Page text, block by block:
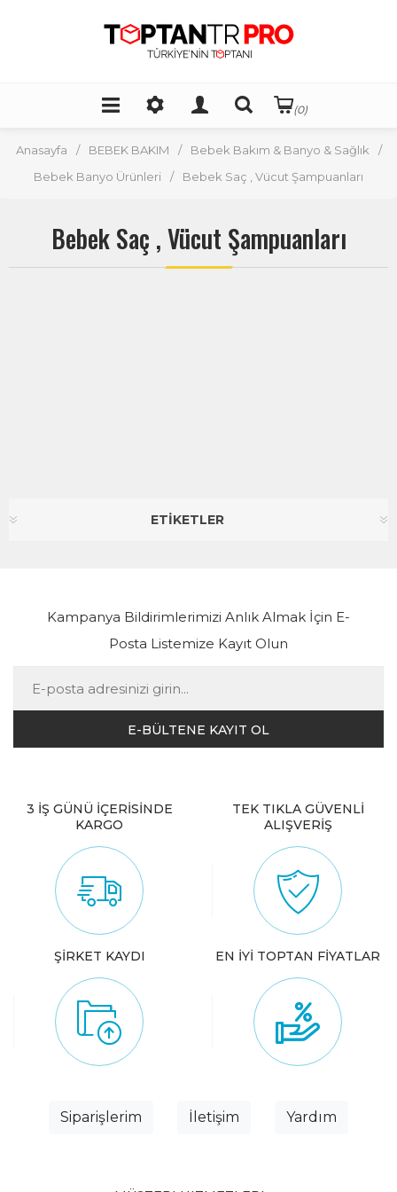
(0)
Anasayfa / BEBEK BAKIM / Bebek Bakım & Banyo & Sağlık
/
Bebek Banyo Ürünleri
/ Bebek Saç , Vücut Şampuanları
Bebek Saç , Vücut Şampuanları
ETİKETLER
Kampanya Bildirimlerimizi Anlık Almak İçin E-
Posta Listemize Kayıt Olun
3 İŞ GÜNÜ İÇERİSİNDE
KARGO
TEK TIKLA GÜVENLİ
ALIŞVERİŞ
ŞİRKET KAYDI EN İYİ TOPTAN FİYATLAR
Siparişlerim İletişim Yardım